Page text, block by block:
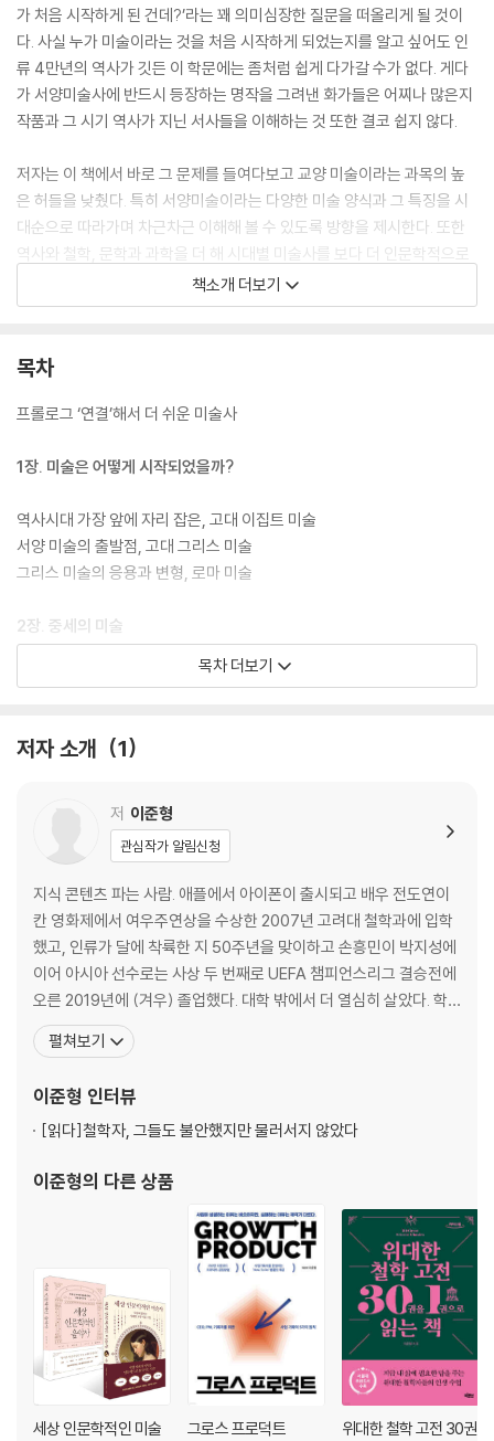
가 처음 시작하게 된 건데?’라는 꽤 의미심장한 질문을 떠올리게 될 것이
다. 사실 누가 미술이라는 것을 처음 시작하게 되었는지를 알고 싶어도 인
류 4만년의 역사가 깃든 이 학문에는 좀처럼 쉽게 다가갈 수가 없다. 게다
가 서양미술사에 반드시 등장하는 명작을 그려낸 화가들은 어찌나 많은지
작품과 그 시기 역사가 지닌 서사들을 이해하는 것 또한 결코 쉽지 않다.
저자는 이 책에서 바로 그 문제를 들여다보고 교양 미술이라는 과목의 높
은 허들을 낮췄다. 특히 서양미술이라는 다양한 미술 양식과 그 특징을 시
대순으로 따라가며 차근차근 이해해 볼 수 있도록 방향을 제시한다. 또한
역사와 철학, 문학과 과학을 더 해 시대별 미술사를 보다 더 인문학적으로
들에게 많은 사랑을 받았던 과목으로 미술에 관심은 있지만 어디서부터 어
천천히 공부해 볼 수 있는 교양 미술 입문서다. 『세상 인문학적인 미술사』
지, 그 시대에 탄생한 천재 화가들은 어떤 사람이었는지, 그들의 작품은 어
이다.
책소개 더보기
목차
프롤로그 ‘연결’해서 더 쉬운 미술사
1장. 미술은 어떻게 시작되었을까?
역사시대 가장 앞에 자리 잡은, 고대 이집트 미술
서양 미술의 출발점, 고대 그리스 미술
그리스 미술의 응용과 변형, 로마 미술
2장. 중세의 미술
미(美)에서 구원으로, 초기 기독교 미술
높게, 더 높게 고딕 미술
3장. 르네상스 미술
피렌체, 르네상스의 문을 열다
르네상스의 전성기를 이끈 가문, 그리고 작가들
르네상스의 확장, 북유럽 르네상스와 마니에리스모
4장. 바로크와 로코코
분열된 교회, 화려한 미술
‘시민’의 바로크, 작지만 큰 시장을 열다
5장. 신고전주의와 낭만주의
혁명, 그리고 미술을 낳다
이상과 감수성의 추구, 낭만주의
그렇다면 내게 천사를 보여 달라! 사실주의
빛은 곧 색채, 인상주의
다시 새로운 시대로, 후기 인상주의
7장. 20세기 미술
목차 더보기
저자 소개 1
저 이준형
관심작가 알림신청
지식 콘텐츠 파는 사람. 애플에서 아이폰이 출시되고 배우 전도연이
칸 영화제에서 여우주연상을 수상한 2007년 고려대 철학과에 입학
했고, 인류가 달에 착륙한 지 50주년을 맞이하고 손흥민이 박지성에
이어 아시아 선수로는 사상 두 번째로 UEFA 챔피언스리그 결승전에
오른 2019년에 (겨우) 졸업했다. 대학 밖에서 더 열심히 살았다. 학
점 올리기에 여념이 없었어야 할 2013년에 첫 사업을 시작했고, 5년
뒤인 2018년에 엑싯(Exit)했다. 강의부터 출판, 영상 제작까지 다방
를 맡고 있으며, 유튜브 채널 ‘인
펼쳐보기
이준형 인터뷰
[읽다]철학자, 그들도 불안했지만 물러서지 않았다
이준형의 다른 상품
세상 인문학적인 미술
그로스 프로덕트
위대한 철학 고전 30권